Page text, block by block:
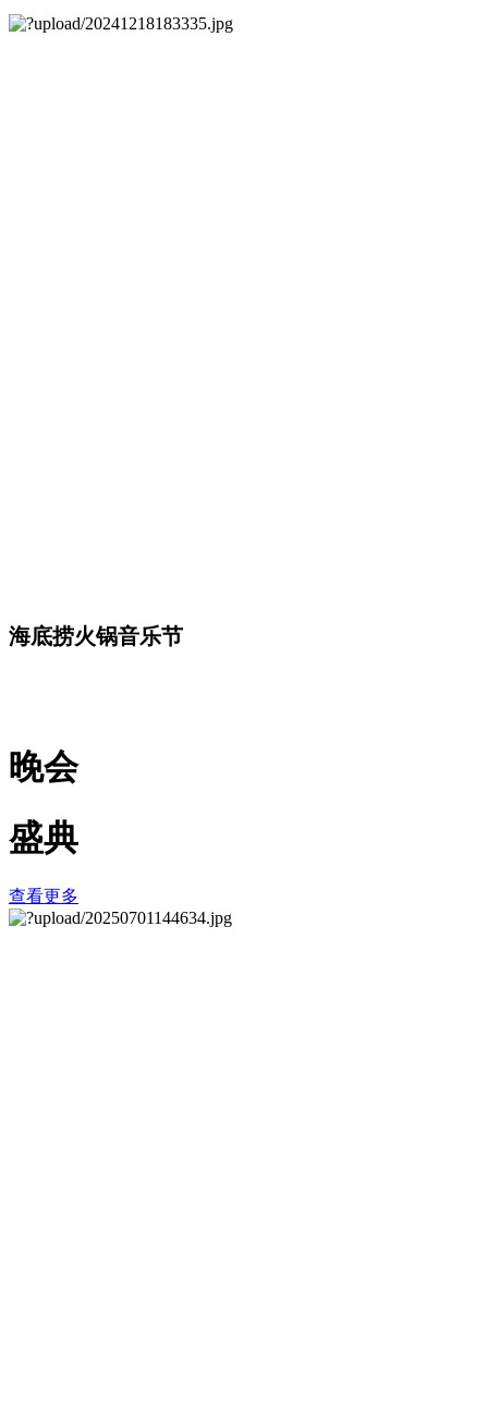
海底捞火锅音乐节
晚会
盛典
查看更多